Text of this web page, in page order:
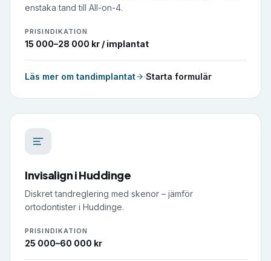
enstaka tand till All-on-4.
PRISINDIKATION
15 000–28 000 kr / implantat
Läs mer om tandimplantat ·Starta formulär
InvisaligniHuddinge
Diskret tandreglering med skenor – jämför
ortodontister i Huddinge.
PRISINDIKATION
25 000–60 000 kr